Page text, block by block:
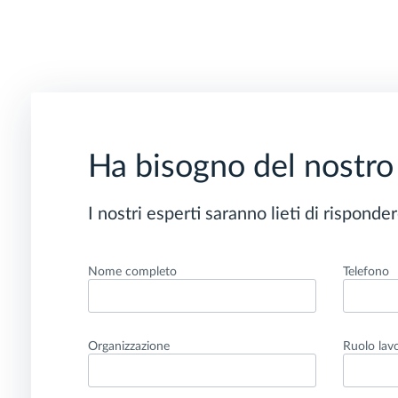
Ha bisogno del
I nostri esperti saranno lieti di
Nome completo Telefono
Organizzazione
Ruolo